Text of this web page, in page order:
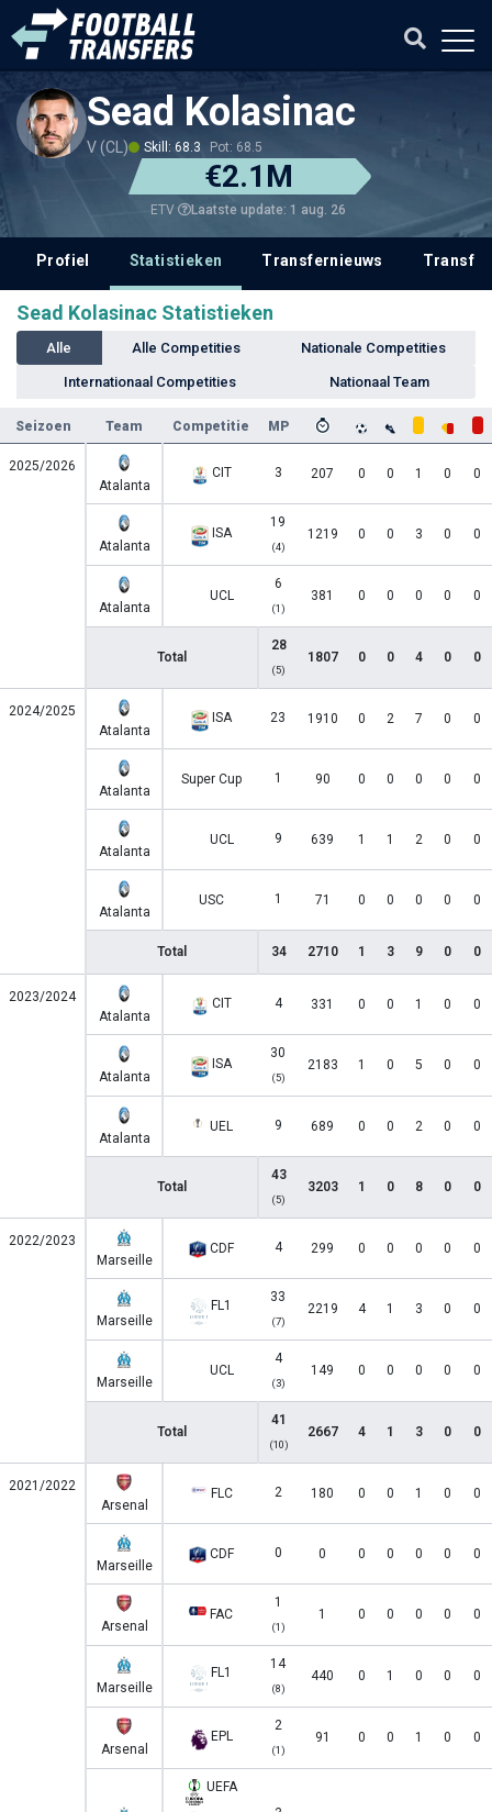
Sead Kolasinac
V (CL) Skill: 68.3 Pot: 68.5
€2.1M
ETV Laatste update: 1 aug. 26
Profiel Statistieken Transfernieuws
Sead Kolasinac Statistieken
Alle Alle Competities Nationale Competities
Internationaal Competities Nationaal Team
Seizoen Team Competitie MP
2025/2026
Atalanta
CIT 3 207 0 0 1 0 0
Atalanta
ISA
19
(4)
1219 0 0 3 0 0
Atalanta
UCL
6
(1)
381 0 0 0 0 0
Total
28
(5)
1807 0 0 4 0 0
2024/2025
Atalanta
ISA 23 1910 0 2 7 0 0
Atalanta
Super Cup 1 90 0 0 0 0 0
Atalanta
UCL 9 639 1 1 2 0 0
Atalanta
USC 1 71 0 0 0 0 0
Total 34 2710 1 3 9 0 0
2023/2024
Atalanta
CIT 4 331 0 0 1 0 0
Atalanta
ISA
30
(5)
2183 1 0 5 0 0
Atalanta
UEL 9 689 0 0 2 0 0
Total
43
(5)
3203 1 0 8 0 0
2022/2023
Marseille
CDF 4 299 0 0 0 0 0
Marseille
FL1
33
(7)
2219 4 1 3 0 0
Marseille
UCL
4
(3)
149 0 0 0 0 0
Total
41
(10)
2667 4 1 3 0 0
2021/2022
Arsenal
FLC 2 180 0 0 1 0 0
Marseille
CDF 0 0 0 0 0 0 0
Arsenal
FAC
1
(1)
1 0 0 0 0 0
Marseille
FL1
14
(8)
440 0 1 0 0 0
Arsenal
EPL
2
(1)
91 0 0 1 0 0
UEFA